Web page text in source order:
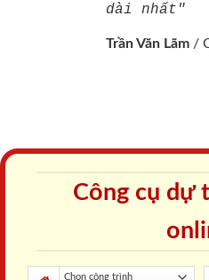
dài nhất"
Trần Văn Lãm /
Công cụ dự